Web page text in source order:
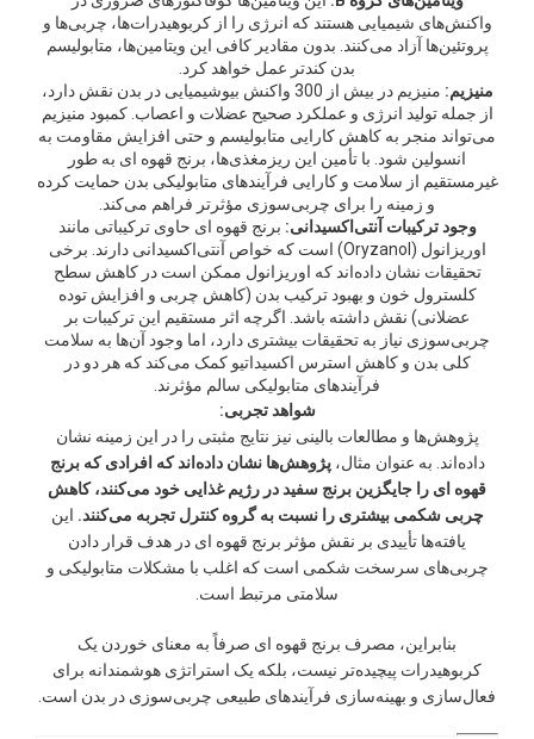
واکنش‌های شیمیایی هستند که انرژی را از کربوهیدرات‌ها، چربی‌ها و
پروتئین‌ها آزاد می‌کنند. بدون مقادیر کافی این ویتامین‌ها، متابولیسم
بدن کندتر عمل خواهد کرد.
منیزیم:
منیزیم در بیش از 300 واکنش بیوشیمیایی در بدن نقش دارد،
از جمله تولید انرژی و عملکرد صحیح عضلات و اعصاب. کمبود منیزیم
می‌تواند منجر به کاهش کارایی متابولیسم و حتی افزایش مقاومت به
انسولین شود. با تأمین این ریزمغذی‌ها، برنج قهوه ای به طور
غیرمستقیم از سلامت و کارایی فرآیندهای متابولیکی بدن حمایت کرده
و زمینه را برای چربی‌سوزی مؤثرتر فراهم می‌کند.
وجود ترکیبات آنتی‌اکسیدانی: برنج قهوه ای حاوی ترکیباتی مانند
اوریزانول (Oryzanol) است که خواص آنتی‌اکسیدانی دارند. برخی
تحقیقات نشان داده‌اند که اوریزانول ممکن است در کاهش سطح
کلسترول خون و بهبود ترکیب بدن (کاهش چربی و افزایش توده
عضلانی) نقش داشته باشد. اگرچه اثر مستقیم این ترکیبات بر
چربی‌سوزی نیاز به تحقیقات بیشتری دارد، اما وجود آن‌ها به سلامت
کلی بدن و کاهش استرس اکسیداتیو کمک می‌کند که هر دو در
فرآیندهای متابولیکی سالم مؤثرند.
شواهد تجربی:
پژوهش‌ها و مطالعات بالینی نیز نتایج مثبتی را در این زمینه نشان
داده‌اند. به عنوان مثال،پژوهش‌ها نشان داده‌اند که افرادی که برنج
قهوه ای را جایگزین برنج سفید در رژیم غذایی خود می‌کنند، کاهش
چربی شکمی بیشتری را نسبت به گروه کنترل تجربه می‌کنند. این
یافته‌ها تأییدی بر نقش مؤثر برنج قهوه ای در هدف قرار دادن
چربی‌های سرسخت شکمی است که اغلب با مشکلات متابولیکی و
سلامتی مرتبط است.
بنابراین، مصرف برنج قهوه ای صرفاً به معنای خوردن یک
کربوهیدرات پیچیده‌تر نیست، بلکه یک استراتژی هوشمندانه برای
فعال‌سازی و بهینه‌سازی فرآیندهای طبیعی چربی‌سوزی در بدن است.